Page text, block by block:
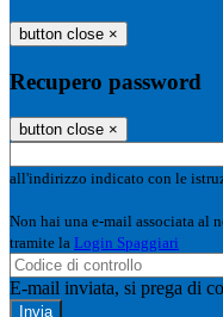
button close ×
Recupero password
button close ×
all'indirizzo indicato con le
Non hai una e-mail associata al
tramite la Login Spaggiari
E-mail inviata, si prega di